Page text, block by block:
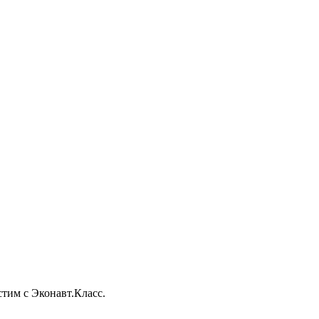
с Эконавт.Класс.